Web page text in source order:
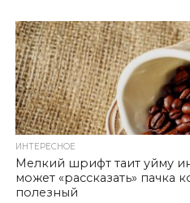
ИНТЕРЕСНОЕ
Мелкий шрифт таит уйму
может «рассказать» пачка
полезный